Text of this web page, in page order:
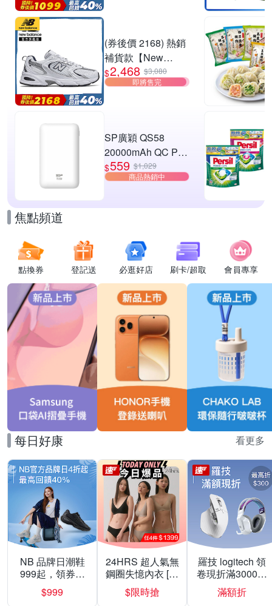
滿1件享9折
W3) (網路獨家款)
(券後價 2168) 熱銷
補貨款【New
Balance】復古運動
鞋_中性_白銀
$2,468 $3,080
即將售完
SP廣穎 QS58
20000mAh QC PD
20W TypeC雙向快
充行動電源_具Wh
$559 $1,029
商品熱銷中
焦點頻道
點換券 登記送 必逛好店 刷卡/超取 會員專享
每日好康 看更多
NB 品牌日潮鞋
999起，領券折
上折 最高回饋
40%
$999
24HRS 超人氣無
鋼圈失憶內衣 [熱
銷好評]
$限時搶
羅技 logitech 領
卷現折滿3000折
300
滿額折